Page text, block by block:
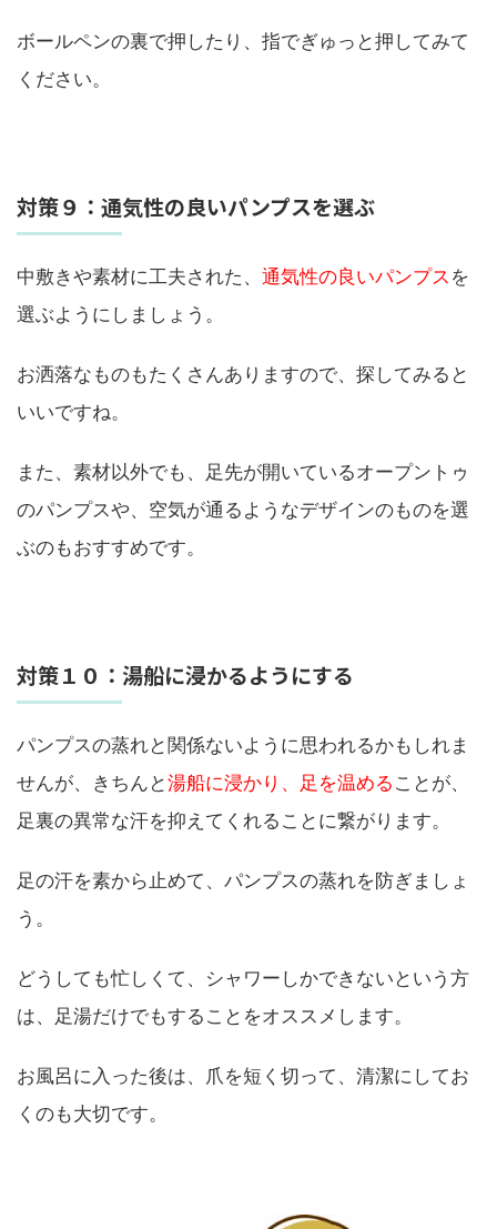
ボールペンの裏で押したり、指でぎゅっと押してみて
ください。
対策９：通気性の良いパンプスを選ぶ
中敷きや素材に工夫された、 通気性の良いパンプス を
選ぶようにしましょう。
お洒落なものもたくさんありますので、探してみると
いいですね。
また、素材以外でも、足先が開いているオープントゥ
のパンプスや、空気が通るようなデザインのものを選
ぶのもおすすめです。
対策１０：湯船に浸かるようにする
パンプスの蒸れと関係ないように思われるかもしれま
せんが、きちんと湯船に浸かり、足を温める ことが、
足裏の異常な汗を抑えてくれることに繋がります。
足の汗を素から止めて、パンプスの蒸れを防ぎましょ
う。
どうしても忙しくて、シャワーしかできないという方
は、足湯だけでもすることをオススメします。
お風呂に入った後は、爪を短く切って、清潔にしてお
くのも大切です。